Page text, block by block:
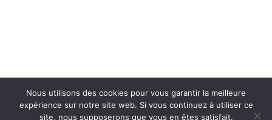
Nous utilisons des cookies pour vous garantir la meilleure
expérience sur notre site web. Si vous continuez à utiliser ce
site, nous supposerons que vous en êtes satisfait.